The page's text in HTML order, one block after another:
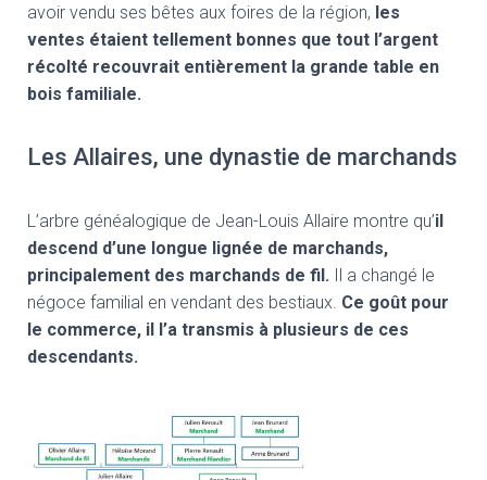
avoir vendu ses bêtes aux foires de la région, les
ventes étaient tellement bonnes que tout l’argent
récolté recouvrait entièrement la grande table en
bois familiale.
Les Allaires, une dynastie de marchands
L’arbre généalogique de Jean-Louis Allaire montre qu’il
descend d’une longue lignée de marchands,
principalement des marchands de fil. Il a changé le
négoce familial en vendant des bestiaux. Ce goût pour
le commerce, il l’a transmis à plusieurs de ces
descendants.